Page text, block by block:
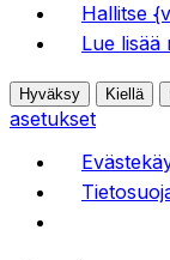
Hallitse
Lue lisää
Hyväksy Kiellä
asetukset